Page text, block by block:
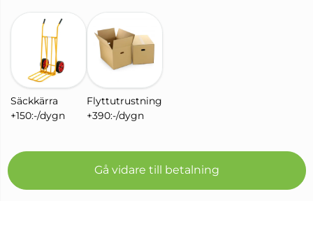
Säckkärra
+150:-/dygn
Flyttutrustning
+390:-/dygn
Gå vidare till betalning